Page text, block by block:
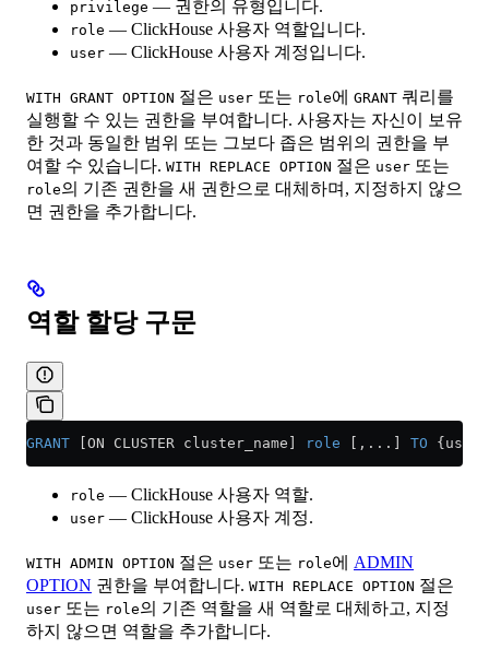
privilege — 권한의 유형입니다.
role — ClickHouse 사용자 역할입니다.
user — ClickHouse 사용자 계정입니다.
WITH GRANT OPTION 절은 user 또는 role에 GRANT 쿼리를
실행할 수 있는 권한을 부여합니다. 사용자는 자신이 보유
한 것과 동일한 범위 또는 그보다 좁은 범위의 권한을 부
여할 수 있습니다. WITH REPLACE OPTION 절은 user 또는
role의 기존 권한을 새 권한으로 대체하며, 지정하지 않으
면 권한을 추가합니다.
역할 할당 구문
GRANT [ON CLUSTER cluster_name] role [,...] TO {user |
role — ClickHouse 사용자 역할.
user — ClickHouse 사용자 계정.
WITH ADMIN OPTION 절은 user 또는 role에 ADMIN
OPTION 권한을 부여합니다. WITH REPLACE OPTION 절은
user 또는 role의 기존 역할을 새 역할로 대체하고, 지정
하지 않으면 역할을 추가합니다.